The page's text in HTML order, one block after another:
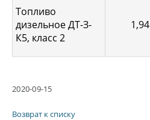
Топливо
дизельное ДТ-З-
К5, класс 2
1,94
2020-09-15
Возврат к списку